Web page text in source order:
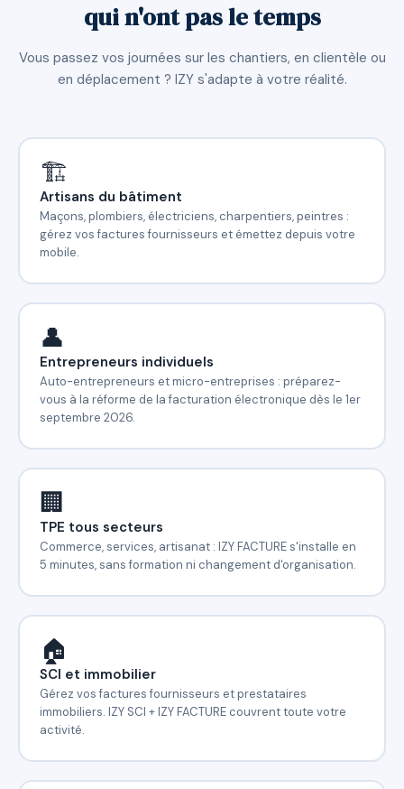
qui n'ont pas le temps
Vous passez vos journées sur les chantiers, en clientèle ou
en déplacement ? IZY s'adapte à votre réalité.
🏗️
Artisans du bâtiment
Maçons, plombiers, électriciens, charpentiers, peintres :
gérez vos factures fournisseurs et émettez depuis votre
mobile.
👤
Entrepreneurs individuels
Auto-entrepreneurs et micro-entreprises : préparez-
vous à la réforme de la facturation électronique dès le 1er
septembre 2026.
🏢
TPE tous secteurs
Commerce, services, artisanat : IZY FACTURE s'installe en
5 minutes, sans formation ni changement d'organisation.
🏠
SCI et immobilier
Gérez vos factures fournisseurs et prestataires
immobiliers. IZY SCI + IZY FACTURE couvrent toute votre
activité.